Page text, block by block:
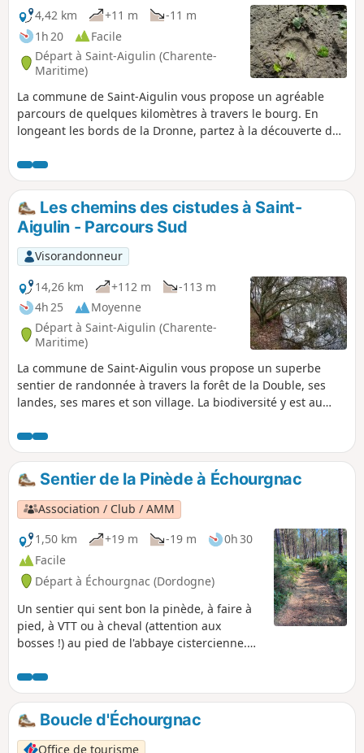
en apprendre plus sur la faune et la flore
locale.
4,42 km
+11 m
-11 m
1h 20
Facile
Départ à Saint-Aigulin (Charente-
Maritime)
La commune de Saint-Aigulin vous propose un agréable
parcours de quelques kilomètres à travers le bourg. En
longeant les bords de la Dronne, partez à la découverte de
menacés : le vison d'Europe. Des panneaux pédagogiques
vous accompagnent tout le long de votre balade pour en
apprendre plus sur le patrimoine naturel et historique de
Saint-Aigulin.
Les chemins des cistudes à Saint-
Aigulin - Parcours Sud
Visorandonneur
14,26 km
+112 m
-113 m
4h 25
Moyenne
Départ à Saint-Aigulin (Charente-
Maritime)
La commune de Saint-Aigulin vous propose un superbe
sentier de randonnée à travers la forêt de la Double, ses
landes, ses mares et son village. La biodiversité y est au
patrimoniale : la Cistude d'Europe. De nombreux panneaux
pédagogiques sont à disposition tout le long du parcours
pour en apprendre plus sur la faune et la flore locale.
N'oubliez pas votre appareil photo !
Sentier de la Pinède à Échourgnac
Association / Club / AMM
1,50 km
+19 m -19 m
0h 30
Facile
Départ à Échourgnac (Dordogne)
Un sentier qui sent bon la pinède, à faire à
pied, à VTT ou à cheval (attention aux
bosses !) au pied de l'abbaye cistercienne.
Boucle d'Échourgnac
Office de tourisme